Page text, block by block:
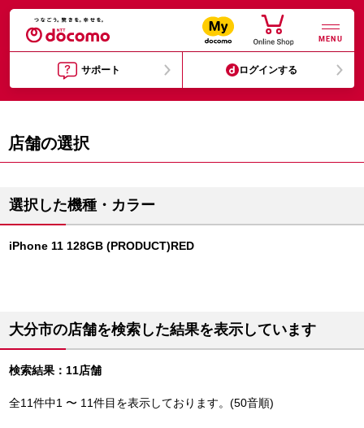
MENU
サポート ログインする
店舗の選択
選択した機種・カラー
iPhone 11 128GB (PRODUCT)RED
大分市の店舗を検索した結果を表示しています
検索結果：11店舗
全11件中1 〜 11件目を表示しております。(50音順)